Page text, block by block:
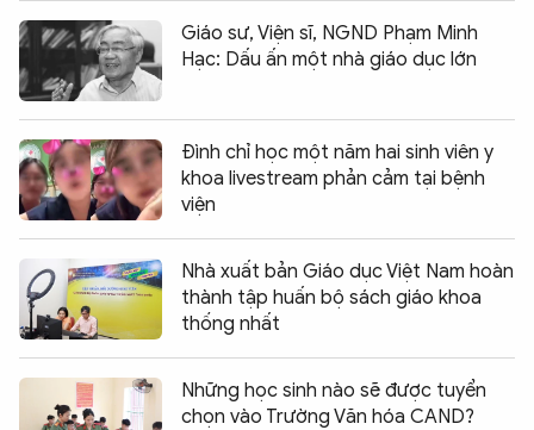
Giáo sư, Viện sĩ, NGND Phạm Minh
Hạc: Dấu ấn một nhà giáo dục lớn
Đình chỉ học một năm hai sinh viên y
khoa livestream phản cảm tại bệnh
viện
Nhà xuất bản Giáo dục Việt Nam hoàn
thành tập huấn bộ sách giáo khoa
thống nhất
Những học sinh nào sẽ được tuyển
chọn vào Trường Văn hóa CAND?